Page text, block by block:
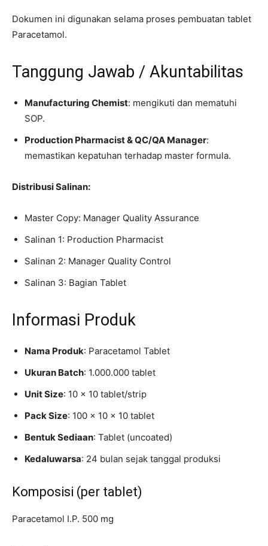
Dokumen ini digunakan selama proses pembuatan tablet
Paracetamol.
Tanggung Jawab / Akuntabilitas
Manufacturing Chemist: mengikuti dan mematuhi
SOP.
Production Pharmacist & QC/QA Manager:
memastikan kepatuhan terhadap master formula.
Distribusi Salinan:
Master Copy: Manager Quality Assurance
Salinan 1: Production Pharmacist
Salinan 2: Manager Quality Control
Salinan 3: Bagian Tablet
Informasi Produk
Nama Produk: Paracetamol Tablet
Ukuran Batch: 1.000.000 tablet
Unit Size: 10 × 10 tablet/strip
Pack Size: 100 × 10 × 10 tablet
Bentuk Sediaan: Tablet (uncoated)
Kedaluwarsa: 24 bulan sejak tanggal produksi
Komposisi (per tablet)
Paracetamol I.P. 500 mg